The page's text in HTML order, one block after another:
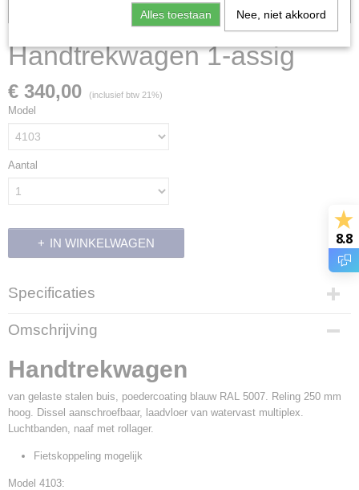
Voorraad: 0
Handtrekwagen 1-assig
€ 340,00 (inclusief btw 21%)
Model
Aantal
IN WINKELWAGEN
Specificaties
Productcode leverancier
4103 / 4104 / 4105
Omschrijving
Handtrekwagen
van gelaste stalen buis, poedercoating blauw RAL 5007. Reling 250 mm
hoog. Dissel aanschroefbaar, laadvloer van watervast multiplex.
Luchtbanden, naaf met rollager.
Fietskoppeling mogelijk
Model 4103:
8.8
Alles toestaan Nee, niet akkoord